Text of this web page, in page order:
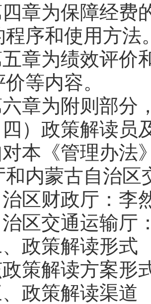
章为保障经费
程序和使用方法
章为绩效评价
等内容。
章为附则部分
四）政策解读员
本《管理办法
和内蒙古自治区
区财政厅：李
治区交通运输厅
政策解读形式
策解读方案形
政策解读渠道